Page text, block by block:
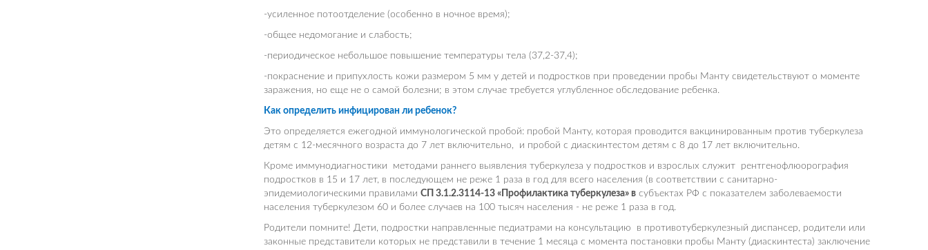
-усиленное потоотделение (особенно в ночное время);
-общее недомогание и слабость;
-периодическое небольшое повышение температуры тела (37,2-37,4);
-покраснение и припухлость кожи размером 5 мм у детей и подростков при проведении пробы Манту свидетельствуют о моменте
заражения, но еще не о самой болезни; в этом случае требуется углубленное обследование ребенка.
Как определить инфицирован ли ребенок?
Это определяется ежегодной иммунологической пробой: пробой Манту, которая проводится вакцинированным против туберкулеза
детям с 12-месячного возраста до 7 лет включительно, и пробой с диаскинтестом детям с 8 до 17 лет включительно.
Кроме иммунодиагностики методами раннего выявления туберкулеза у подростков и взрослых служит рентгенофлюорография
подростков в 15 и 17 лет, в последующем не реже 1 раза в год для всего населения (в соответствии с санитарно-
эпидемиологическими правилами СП 3.1.2.3114-13 «Профилактика туберкулеза» в субъектах РФ с показателем заболеваемости
населения туберкулезом 60 и более случаев на 100 тысяч населения - не реже 1 раза в год.
Родители помните! Дети, подростки направленные педиатрами на консультацию в противотуберкулезный диспансер, родители или
законные представители которых не представили в течение 1 месяца с момента постановки пробы Манту (диаскинтеста) заключение